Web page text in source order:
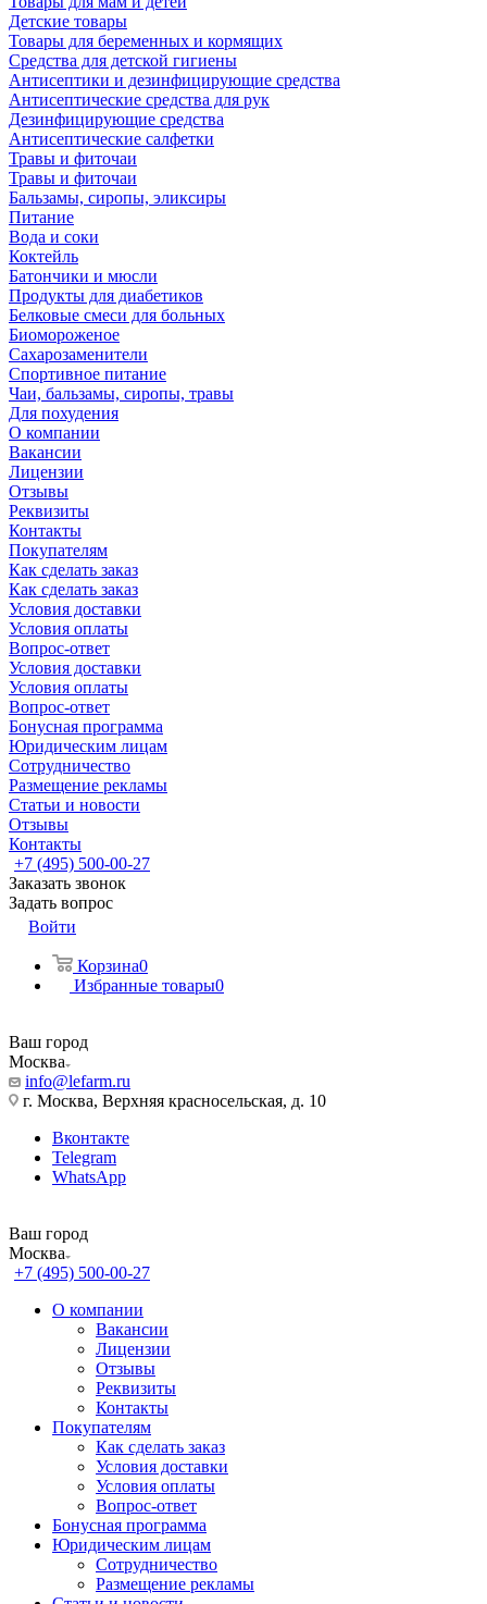
Детские товары
Товары для беременных и кормящих
Средства для детской гигиены
Антисептики и дезинфицирующие средства
Антисептические средства для рук
Дезинфицирующие средства
Антисептические салфетки
Травы и фиточаи
Травы и фиточаи
Бальзамы, сиропы, эликсиры
Питание
Вода и соки
Коктейль
Батончики и мюсли
Продукты для диабетиков
Белковые смеси для больных
Биомороженое
Сахарозаменители
Спортивное питание
Чаи, бальзамы, сиропы, травы
Для похудения
О компании
Вакансии
Лицензии
Отзывы
Реквизиты
Контакты
Покупателям
Как сделать заказ
Как сделать заказ
Условия доставки
Условия оплаты
Вопрос-ответ
Условия доставки
Условия оплаты
Вопрос-ответ
Бонусная программа
Юридическим лицам
Сотрудничество
Размещение рекламы
Статьи и новости
Отзывы
Контакты
+7 (495) 500-00-27
Заказать звонок
Задать вопрос
Войти
Корзина0
Избранные товары0
Ваш город
Москва
info@lefarm.ru
г. Москва, Верхняя красносельская, д. 10
Вконтакте
Telegram
WhatsApp
Ваш город
Москва
+7 (495) 500-00-27
О компании
Вакансии
Лицензии
Отзывы
Реквизиты
Контакты
Покупателям
Как сделать заказ
Условия доставки
Условия оплаты
Вопрос-ответ
Бонусная программа
Юридическим лицам
Сотрудничество
Размещение рекламы